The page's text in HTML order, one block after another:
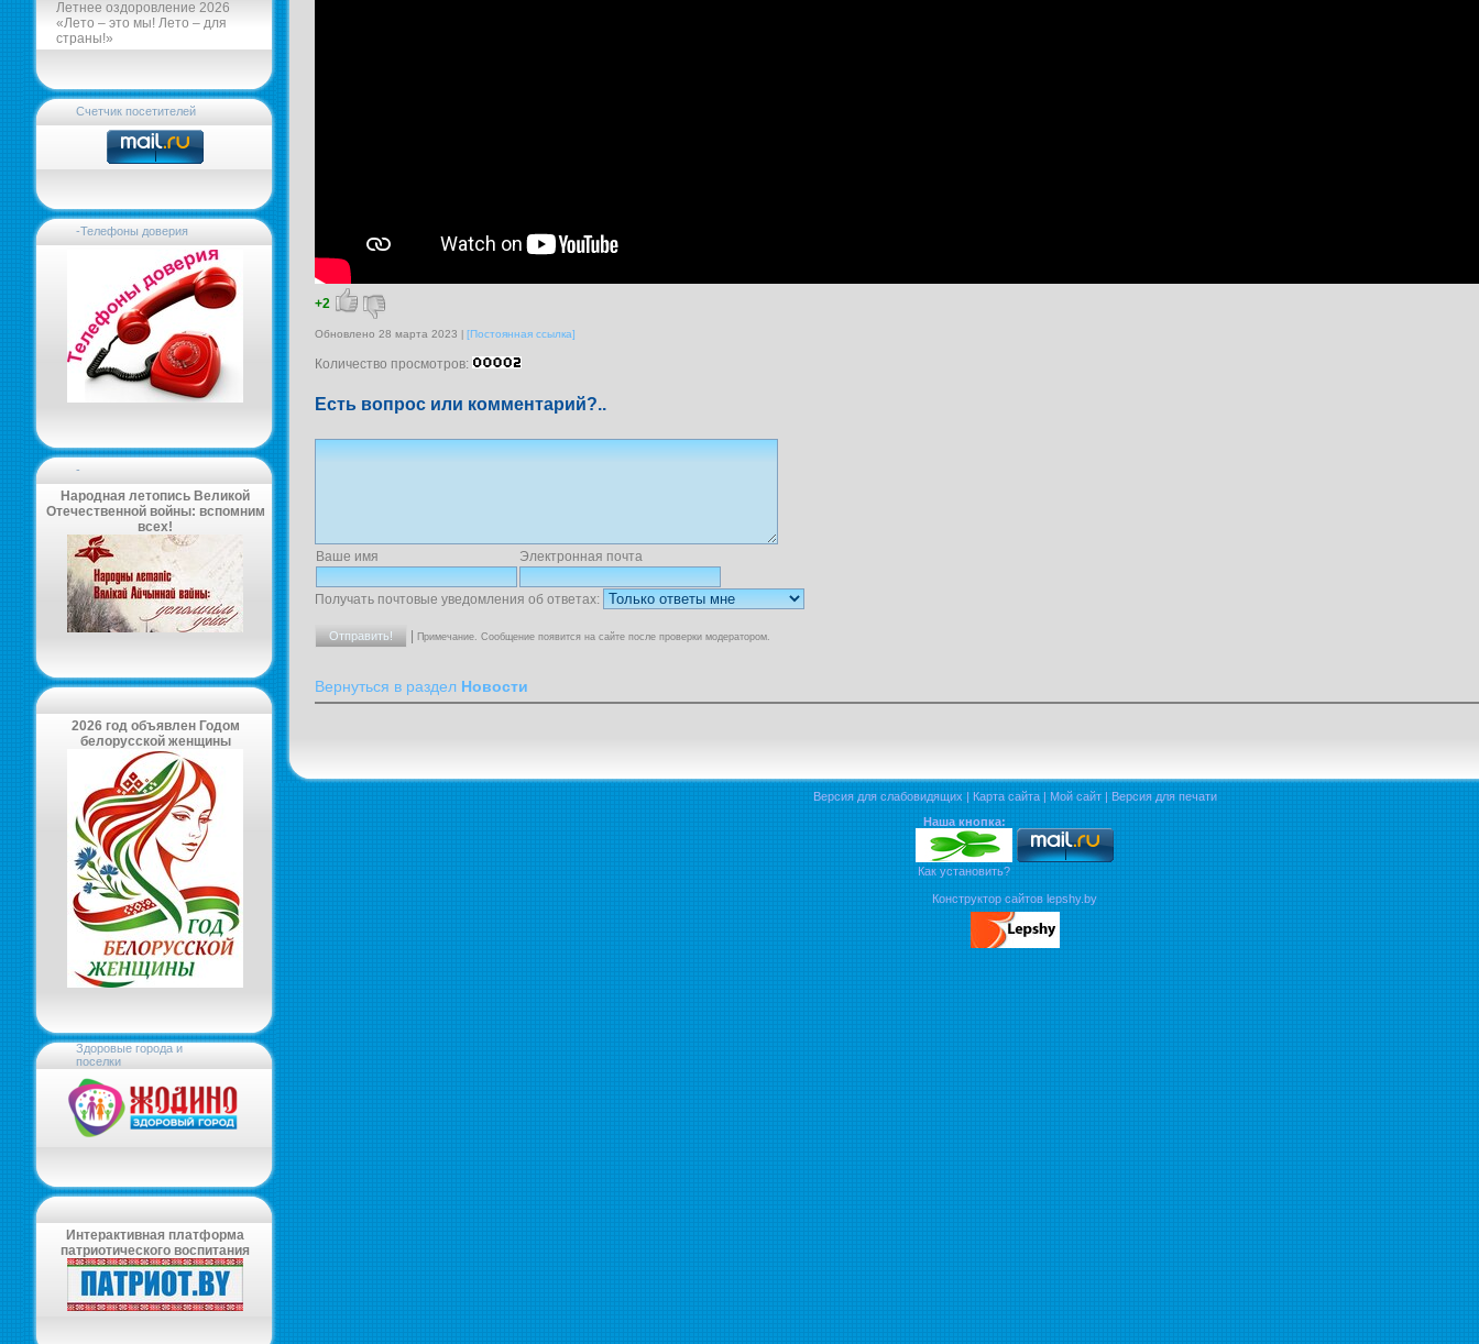
Летнее оздоровление 2026
«Лето – это мы! Лето – для
страны!»
Счетчик посетителей
-Телефоны доверия
-
Народная летопись Великой
Отечественной войны: вспомним
всех!
2026 год объявлен Годом
белорусской женщины
Здоровые города и
поселки
Интерактивная платформа
патриотического воспитания
+2
Обновлено 28 марта 2023 [Постоянная ссылка]
Количество просмотров:
Есть вопрос или комментарий?..
Ваше имя Электронная почта
Получать почтовые уведомления об ответах:
| Примечание. Сообщение появится на сайте после проверки модератором.
Вернуться в раздел Новости
Версия для слабовидящих | Карта сайта | Мой сайт | Версия для печати
Наша кнопка:
Как установить?
Конструктор сайтов lepshy.by